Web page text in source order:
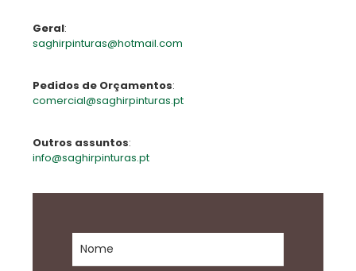
Geral:
saghirpinturas@hotmail.com
Pedidos de Orçamentos:
comercial@saghirpinturas.pt
Outros assuntos:
info@saghirpinturas.pt